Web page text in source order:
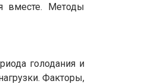
вместе. Методы
голодания и
Факторы,